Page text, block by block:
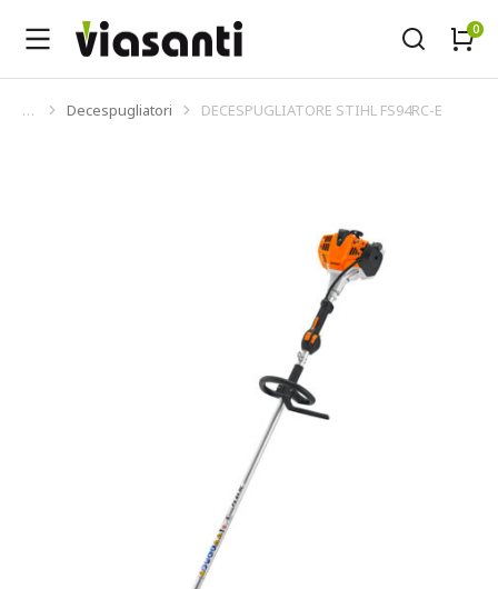
Tu sei qui:Decespugliatori DECESPUGLIATORE STIHL FS94RC-E